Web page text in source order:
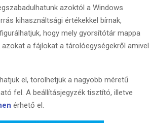
azoktól a Windows
kihasználtsági értékekkel bírnak,
hogy mely gyorsítótár mappa
a fájlokat a tárolóegységekről amivel
el, törölhetjük a nagyobb méretű
fel. A beállításjegyzék tisztító, illetve
érhető el.